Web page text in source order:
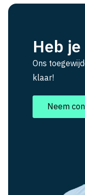
Heb
Ons
klaar!
Neem